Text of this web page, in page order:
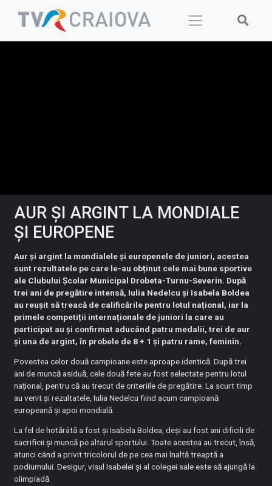
AUR ȘI ARGINT LA MONDIALE
ȘI EUROPENE
Aur și argint la mondialele și europenele de juniori, acestea
sunt rezultatele pe care le-au obținut cele mai bune sportive
ale Clubului Școlar Municipal Drobeta-Turnu-Severin. După
trei ani de pregătire intensă, Iulia Nedelcu și Isabela Boldea
au reușit să treacă de calificările pentru lotul național, iar la
primele competiții internaționale de juniori la care au
participat au și confirmat aducând patru medalii, trei de aur
și una de argint, în probele de 8 + 1 și patru rame, feminin.
Povestea celor două campioane este aproape identică. După trei
ani de muncă asiduă, cele două fete au fost selectate pentru lotul
național, pentru că au trecut de criteriile de pregătire. La scurt timp
au venit și rezultatele, Iulia Nedelcu fiind acum campioană
europeană și apoi mondială.
La fel de hotărâtă a fost și Isabela Boldea, deși au fost ani dificili de
sacrificii și muncă pe altarul sportului. Toate acestea au trecut, însă,
atunci când a privit tricolorul de pe cea mai înaltă treaptă a
podiumului. Desigur, visul Isabelei și al colegei sale este să ajungă la
olimpiadă.